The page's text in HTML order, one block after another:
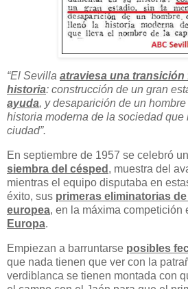
“El Sevilla atraviesa una
historia: construcción de un gran
ayuda, y desaparición de un hombre
historia moderna de la sociedad que
ciudad”.
En septiembre de 1957 se celebró un
siembra del césped , muestra del
mientras el equipo disputaba en
éxito, sus primeras eliminatorias
europea, en la máxima competición
Europa.
Empiezan a barruntarse posibles
que nada tienen que ver con la
verdiblanca se tienen montada con